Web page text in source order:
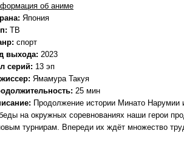
об аниме
Япония
ТВ
спорт
выхода: 2023
серий: 13 эп
Ямамура Такуя
25 мин
Продолжение истории Минато
на окружных соревнованиях наши герои
турнирам. Впереди их ждёт множество